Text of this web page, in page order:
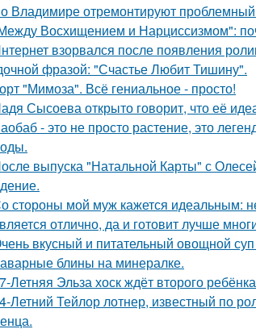
Владимире отремонтируют
Восхищением и Нарциссизмом":
взорвался после появления
фразой: "Счастье Любит Тишину".
"Мимоза". Всё гениальное - просто!
Сысоева открыто говорит, что её
- это не просто растение, это
выпуска "Натальной Карты" с
стороны мой муж кажется идеальным:
отлично, да и готовит лучше
вкусный и питательный овощной
блины на минералке.
Летняя Эльза хоск ждёт второго
Летний Тейлор лотнер, известный по